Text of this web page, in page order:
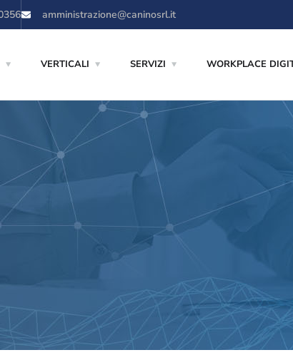
amministrazione@caninosrl.it
VERTICALI SERVIZI WORKPLACE